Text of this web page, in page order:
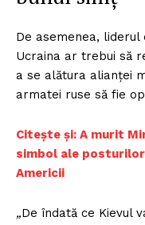
De asemenea,
Ucraina ar trebui să
a se alătura alianţei
armatei ruse să fie
Citește și: A murit
simbol ale posturilor
Americii
„De îndată ce Kievul